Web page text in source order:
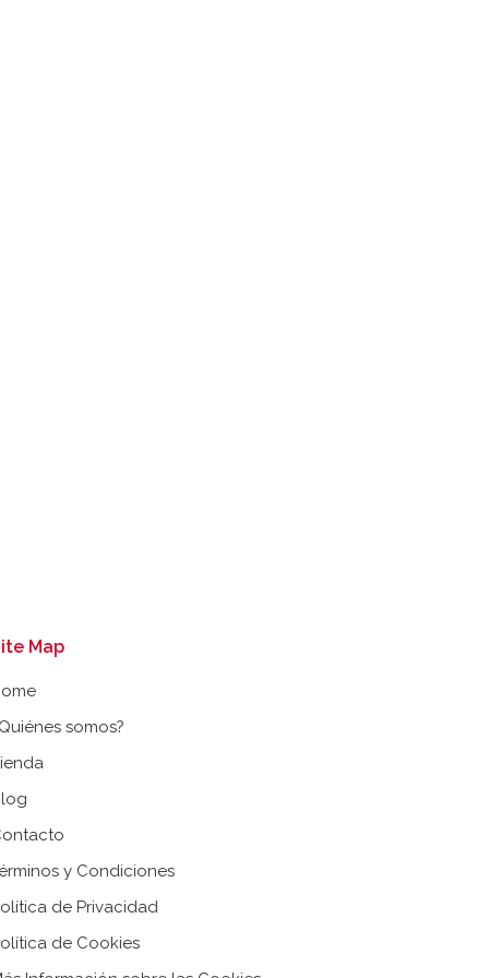
Map
somos?
y Condiciones
de Privacidad
de Cookies